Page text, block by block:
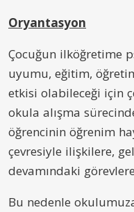
Oryantasyon
Çocuğun ilköğretime
uyumu, eğitim,
etkisi olabileceği için
okula alışma
öğrencinin öğrenim
çevresiyle ilişkilere,
devamındaki
Bu nedenle